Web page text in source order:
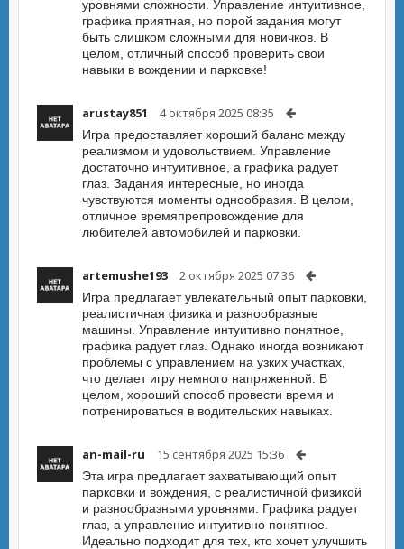
уровнями сложности. Управление интуитивное,
графика приятная, но порой задания могут
быть слишком сложными для новичков. В
целом, отличный способ проверить свои
навыки в вождении и парковке!
arustay851 4 октября 2025 08:35
Игра предоставляет хороший баланс между
реализмом и удовольствием. Управление
достаточно интуитивное, а графика радует
глаз. Задания интересные, но иногда
чувствуются моменты однообразия. В целом,
отличное времяпрепровождение для
любителей автомобилей и парковки.
artemushe193 2 октября 2025 07:36
Игра предлагает увлекательный опыт парковки,
реалистичная физика и разнообразные
машины. Управление интуитивно понятное,
графика радует глаз. Однако иногда возникают
проблемы с управлением на узких участках,
что делает игру немного напряженной. В
целом, хороший способ провести время и
потренироваться в водительских навыках.
an-mail-ru 15 сентября 2025 15:36
Эта игра предлагает захватывающий опыт
парковки и вождения, с реалистичной физикой
и разнообразными уровнями. Графика радует
глаз, а управление интуитивно понятное.
Идеально подходит для тех, кто хочет улучшить